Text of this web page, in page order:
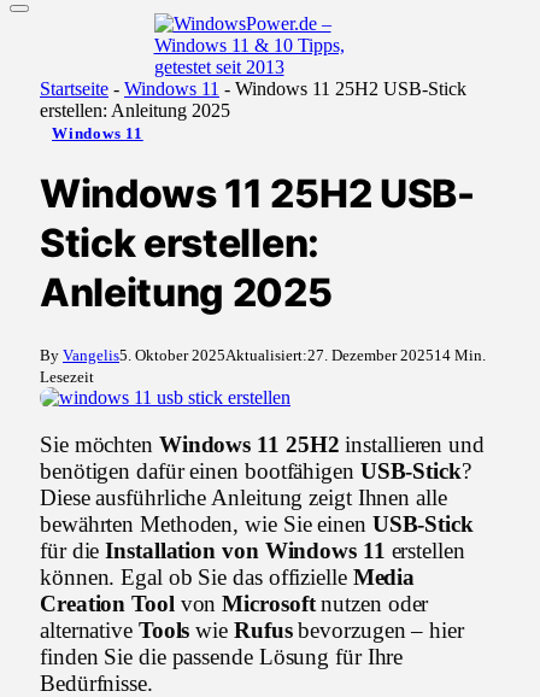
Startseite - Windows 11 - Windows 11 25H2 USB-Stick
erstellen: Anleitung 2025
Windows 11
Windows 11 25H2 USB-
Stick erstellen:
Anleitung 2025
By Vangelis5. Oktober 2025Aktualisiert:27. Dezember 202514 Min.
Lesezeit
Sie möchten Windows 11 25H2 installieren und
benötigen dafür einen bootfähigen USB-Stick?
Diese ausführliche Anleitung zeigt Ihnen alle
bewährten Methoden, wie Sie einen USB-Stick
für dieInstallation von Windows 11 erstellen
können. Egal ob Sie das offizielle Media
Creation Tool vonMicrosoftnutzen oder
alternative Tools wie Rufusbevorzugen – hier
finden Sie die passende Lösung für Ihre
Bedürfnisse.